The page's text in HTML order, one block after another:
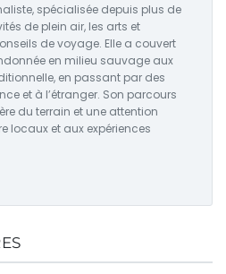
spécialisée depuis plus de
de plein air, les arts et
de voyage. Elle a couvert
en milieu sauvage aux
en passant par des
et à l’étranger. Son parcours
du terrain et une attention
locaux et aux expériences